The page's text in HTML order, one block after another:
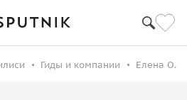
Гиды и компании Елена О.